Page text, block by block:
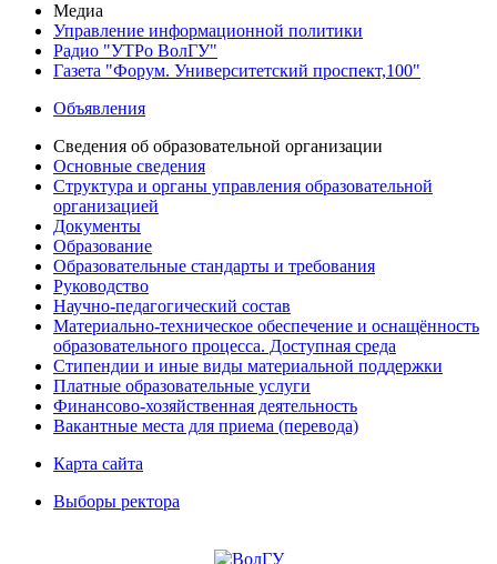
Медиа
Управление информационной политики
Радио "УТРо ВолГУ"
Газета "Форум. Университетский проспект,100"
Объявления
Сведения об образовательной организации
Основные сведения
Структура и органы управления образовательной
организацией
Документы
Образование
Образовательные стандарты и требования
Руководство
Научно-педагогический состав
Материально-техническое обеспечение и оснащённость
образовательного процесса. Доступная среда
Стипендии и иные виды материальной поддержки
Платные образовательные услуги
Финансово-хозяйственная деятельность
Вакантные места для приема (перевода)
Карта сайта
Выборы ректора